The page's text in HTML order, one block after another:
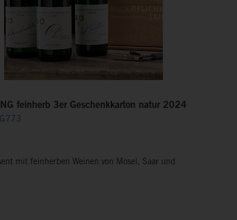
RIESLING feinherb 3er Geschenkkarton natur 2024
mit feinherben Weinen von Mosel, Saar und